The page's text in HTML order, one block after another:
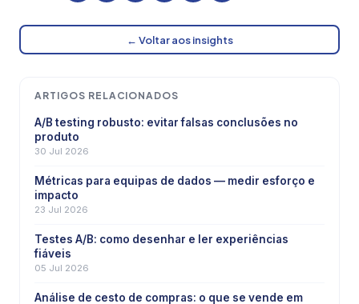
← Voltar aos insights
ARTIGOS RELACIONADOS
A/B testing robusto: evitar falsas conclusões no
produto
30 Jul 2026
Métricas para equipas de dados — medir esforço e
impacto
23 Jul 2026
Testes A/B: como desenhar e ler experiências
fiáveis
05 Jul 2026
Análise de cesto de compras: o que se vende em